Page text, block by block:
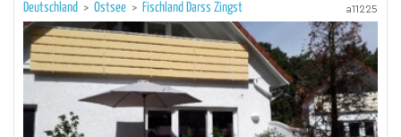
Deutschland > Ostsee > Fischland Darss Zingst a11225